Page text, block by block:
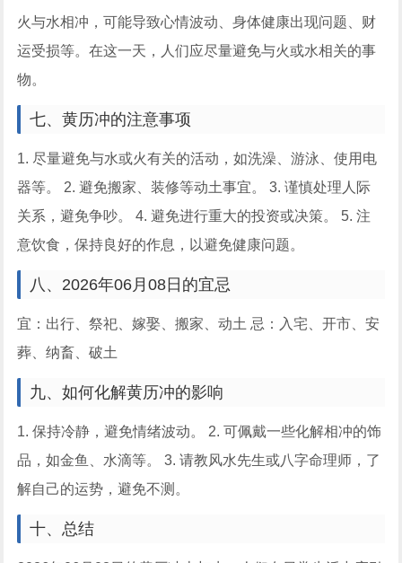
火与水相冲，可能导致心情波动、身体健康出现问题、财
运受损等。在这一天，人们应尽量避免与火或水相关的事
物。
七、黄历冲的注意事项
1. 尽量避免与水或火有关的活动，如洗澡、游泳、使用电
器等。 2. 避免搬家、装修等动土事宜。 3. 谨慎处理人际
关系，避免争吵。 4. 避免进行重大的投资或决策。 5. 注
意饮食，保持良好的作息，以避免健康问题。
八、2026年06月08日的宜忌
宜：出行、祭祀、嫁娶、搬家、动土 忌：入宅、开市、安
葬、纳畜、破土
九、如何化解黄历冲的影响
1. 保持冷静，避免情绪波动。 2. 可佩戴一些化解相冲的饰
品，如金鱼、水滴等。 3. 请教风水先生或八字命理师，了
解自己的运势，避免不测。
十、总结